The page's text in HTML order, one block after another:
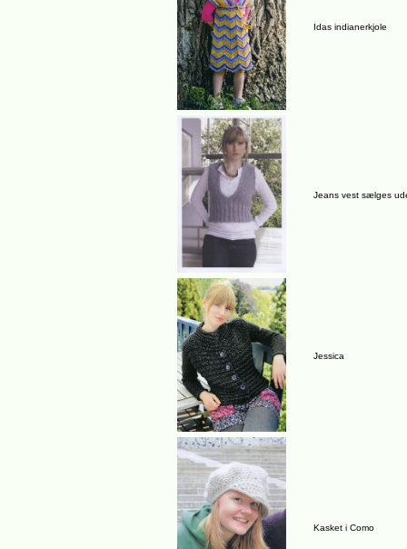
Idas indianerkjole
Jeans vest sælges
Jessica
Kasket i Como